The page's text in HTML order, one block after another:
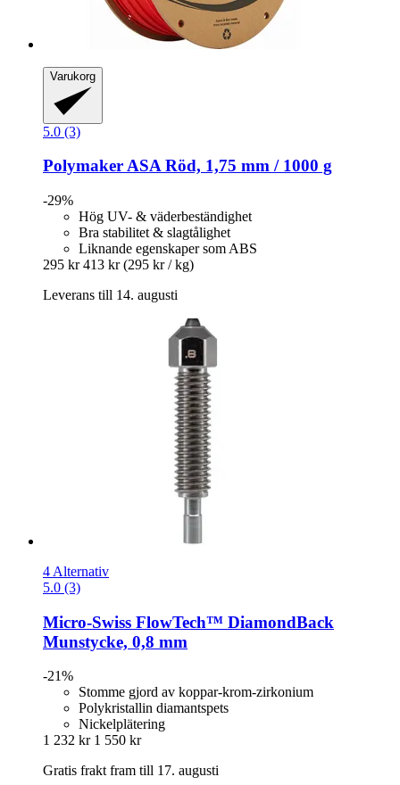
Varukorg
5.0 (3)
PolymakerASA Röd, 1,75 mm / 1000 g
-29%
Hög UV- & väderbeständighet
Bra stabilitet & slagtålighet
Liknande egenskaper som ABS
295 kr 413 kr (295 kr / kg)
Leverans till 14. augusti
4 Alternativ
5.0 (3)
Micro-Swiss FlowTech™ DiamondBack
Munstycke, 0,8 mm
-21%
Stomme gjord av koppar-krom-zirkonium
Polykristallin diamantspets
Nickelplätering
1 232 kr 1 550 kr
Gratis frakt fram till 17. augusti